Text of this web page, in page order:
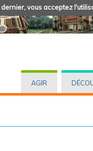
vous acceptez
AGIR